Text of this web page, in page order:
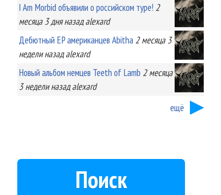
I Am Morbid объявили о российском туре! 2
месяца 3 дняназад alexard
Дебютный EP американцев Abitha 2 месяца 3
неделиназад alexard
Новый альбом немцев Teeth of Lamb 2 месяца
3 неделиназад alexard
ещё
Поиск